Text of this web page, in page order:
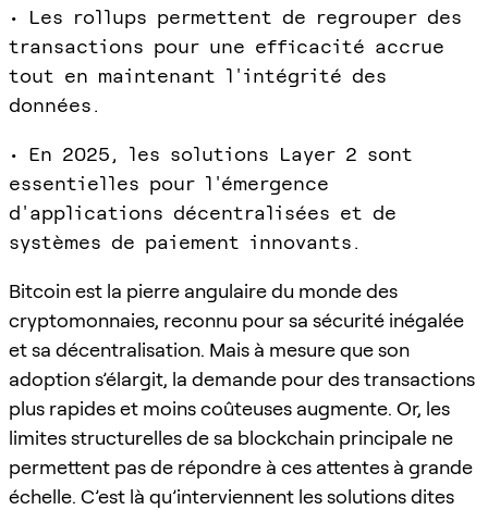
• Les rollups permettent de regrouper des
transactions pour une efficacité accrue
tout en maintenant l'intégrité des
données.
• En 2025, les solutions Layer 2 sont
essentielles pour l'émergence
d'applications décentralisées et de
systèmes de paiement innovants.
Bitcoin est la pierre angulaire du monde des
cryptomonnaies, reconnu pour sa sécurité inégalée
et sa décentralisation. Mais à mesure que son
adoption s’élargit, la demande pour des transactions
plus rapides et moins coûteuses augmente. Or, les
limites structurelles de sa blockchain principale ne
permettent pas de répondre à ces attentes à grande
échelle. C’est là qu’interviennent les solutions dites